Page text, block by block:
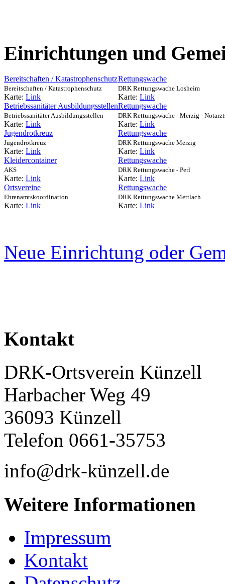
Einrichtungen und
Bereitschaften / Katastrophenschutz
Bereitschaften / Katastrophenschutz
Karte: Link
Rettungswache
DRK Rettungswache Losheim
Karte: Link
Betriebssanitäter Ausbildungsstellen
Betriebssanitäter Ausbildungsstellen
Karte: Link
Rettungswache
DRK Rettungswache - Merzig -
Karte: Link
Jugendrotkreuz
Jugendrotkreuz
Karte: Link
Rettungswache
DRK Rettungswache Merzig
Karte: Link
Kleidercontainer
AKS
Karte: Link
Rettungswache
DRK Rettungswache - Perl
Karte: Link
Ortsvereine
Ehrenamtskoordination
Karte: Link
Rettungswache
DRK Rettungswache Mettlach
Karte: Link
Neue Einrichtung oder
Kontakt
DRK-Ortsverein Künzell
Harbacher Weg 49
36093 Künzell
Telefon 0661-35753
info@drk-künzell.de
Weitere Informationen
Impressum
Kontakt